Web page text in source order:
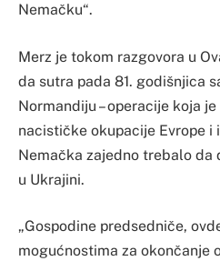
Nemačku“.
Merz je tokom razgovora u
da sutra pada 81. godišnjica
Normandiju – operacije koja
nacističke okupacije Evrope i
Nemačka zajedno trebalo da
u Ukrajini.
„Gospodine predsedniče,
mogućnostima za okončanje